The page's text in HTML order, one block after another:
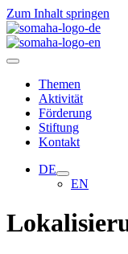
Zum Inhalt springen
Themen
Aktivität
Förderung
Stiftung
Kontakt
DE
EN